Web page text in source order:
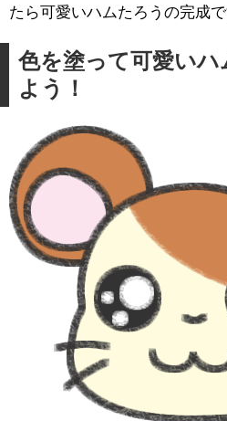
たら可愛いハムたろうの完成で
色を塗って可愛い
よう！